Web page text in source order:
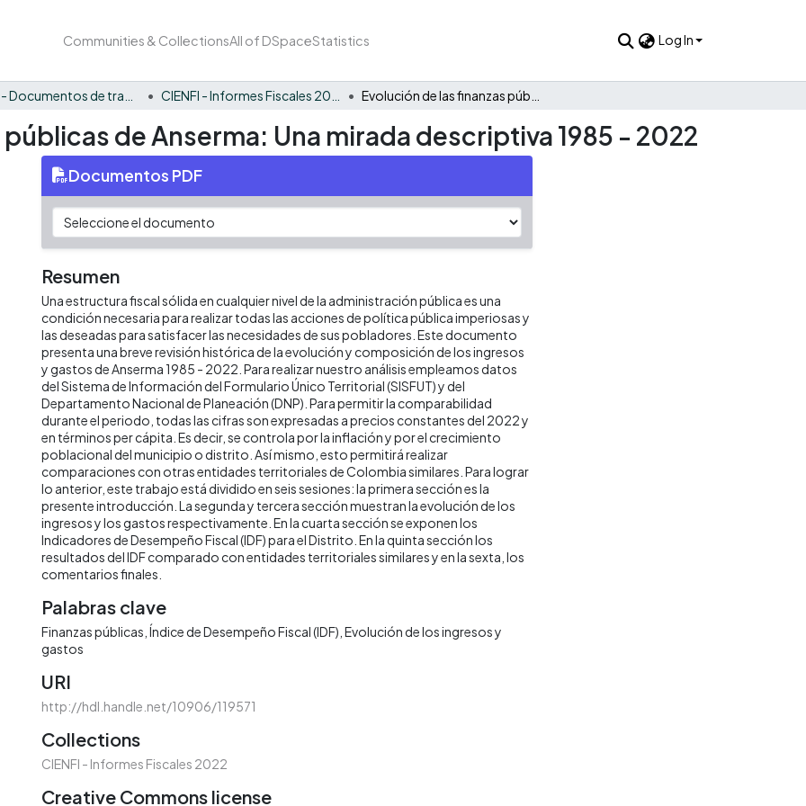
Communities & CollectionsAll of DSpaceStatistics Log In
de Anserma: Una mirada descriptiva 1985 - 2022
Documentos PDF
Resumen
Una estructura fiscal sólida en cualquier nivel de la administración pública es una
condición necesaria para realizar todas las acciones de política pública imperiosas y
las deseadas para satisfacer las necesidades de sus pobladores. Este documento
presenta una breve revisión histórica de la evolución y composición de los ingresos
y gastos de Anserma 1985 - 2022. Para realizar nuestro análisis empleamos datos
del Sistema de Información del Formulario Único Territorial (SISFUT) y del
Departamento Nacional de Planeación (DNP). Para permitir la comparabilidad
durante el periodo, todas las cifras son expresadas a precios constantes del 2022 y
en términos per cápita. Es decir, se controla por la inflación y por el crecimiento
poblacional del municipio o distrito. Así mismo, esto permitirá realizar
comparaciones con otras entidades territoriales de Colombia similares. Para lograr
lo anterior, este trabajo está dividido en seis sesiones: la primera sección es la
presente introducción. La segunda y tercera sección muestran la evolución de los
ingresos y los gastos respectivamente. En la cuarta sección se exponen los
Indicadores de Desempeño Fiscal (IDF) para el Distrito. En la quinta sección los
resultados del IDF comparado con entidades territoriales similares y en la sexta, los
comentarios finales.
Palabras clave
Finanzas públicas Índice de Desempeño Fiscal (IDF) Evolución de los ingresos y
gastos
URI
http://hdl.handle.net/10906/119571
Collections
CIENFI - Informes Fiscales 2022
Creative Commons license